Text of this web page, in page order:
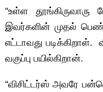
“உள்ள தூங்கிருவாரு
இவர்களின் முதல் பெண்.
எட்டாவது
வகுப்பு பயில்கிறான்.
“விசிட்டர்ஸ் அவரே